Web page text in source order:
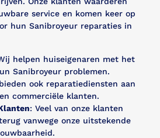
service en komen keer op
hun Sanibroyeur reparaties in
helpen huiseigenaren met het
Sanibroyeur problemen.
ook reparatiediensten aan
commerciële klanten.
: Veel van onze klanten
vanwege onze uitstekende